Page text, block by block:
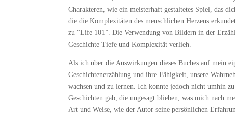
Charakteren, wie ein meisterhaft gestaltetes Spiel, das
die die Komplexitäten des menschlichen Herzens
zu “Life 101”. Die Verwendung von Bildern in der
Geschichte Tiefe und Komplexität verlieh.
Als ich über die Auswirkungen dieses Buches auf mein
Geschichtenerzählung und ihre Fähigkeit, unsere
wachsen und zu lernen. Ich konnte jedoch nicht umhin
Geschichten gab, die ungesagt blieben, was mich nach
Art und Weise, wie der Autor seine persönlichen